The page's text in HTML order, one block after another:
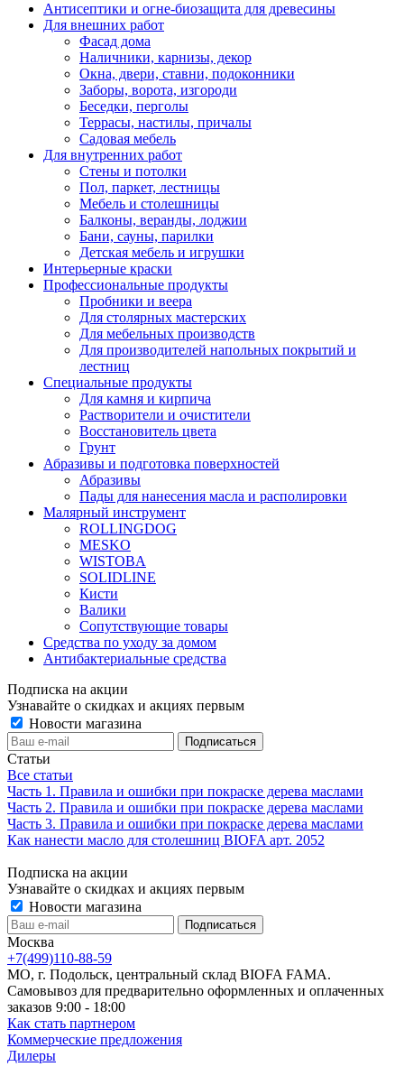
Антисептики и огне-биозащита для древесины
Для внешних работ
Фасад дома
Наличники, карнизы, декор
Окна, двери, ставни, подоконники
Заборы, ворота, изгороди
Беседки, перголы
Террасы, настилы, причалы
Садовая мебель
Для внутренних работ
Стены и потолки
Пол, паркет, лестницы
Мебель и столешницы
Балконы, веранды, лоджии
Бани, сауны, парилки
Детская мебель и игрушки
Интерьерные краски
Профессиональные продукты
Пробники и веера
Для столярных мастерских
Для мебельных производств
Для производителей напольных покрытий и
лестниц
Специальные продукты
Для камня и кирпича
Растворители и очистители
Восстановитель цвета
Грунт
Абразивы и подготовка поверхностей
Абразивы
Пады для нанесения масла и располировки
Малярный инструмент
ROLLINGDOG
MESKO
WISTOBA
SOLIDLINE
Кисти
Валики
Сопутствующие товары
Средства по уходу за домом
Антибактериальные средства
Подписка на акции
Узнавайте о скидках и акциях первым
Новости магазина
Статьи
Все статьи
Часть 1. Правила и ошибки при покраске дерева маслами
Часть 2. Правила и ошибки при покраске дерева маслами
Часть 3. Правила и ошибки при покраске дерева маслами
Как нанести масло для столешниц BIOFA арт. 2052
Подписка на акции
Узнавайте о скидках и акциях первым
Новости магазина
Москва
+7(499)110-88-59
МО, г. Подольск, центральный склад BIOFA FAMA.
Самовывоз для предварительно оформленных и оплаченных
заказов 9:00 - 18:00
Как стать партнером
Коммерческие предложения
Дилеры